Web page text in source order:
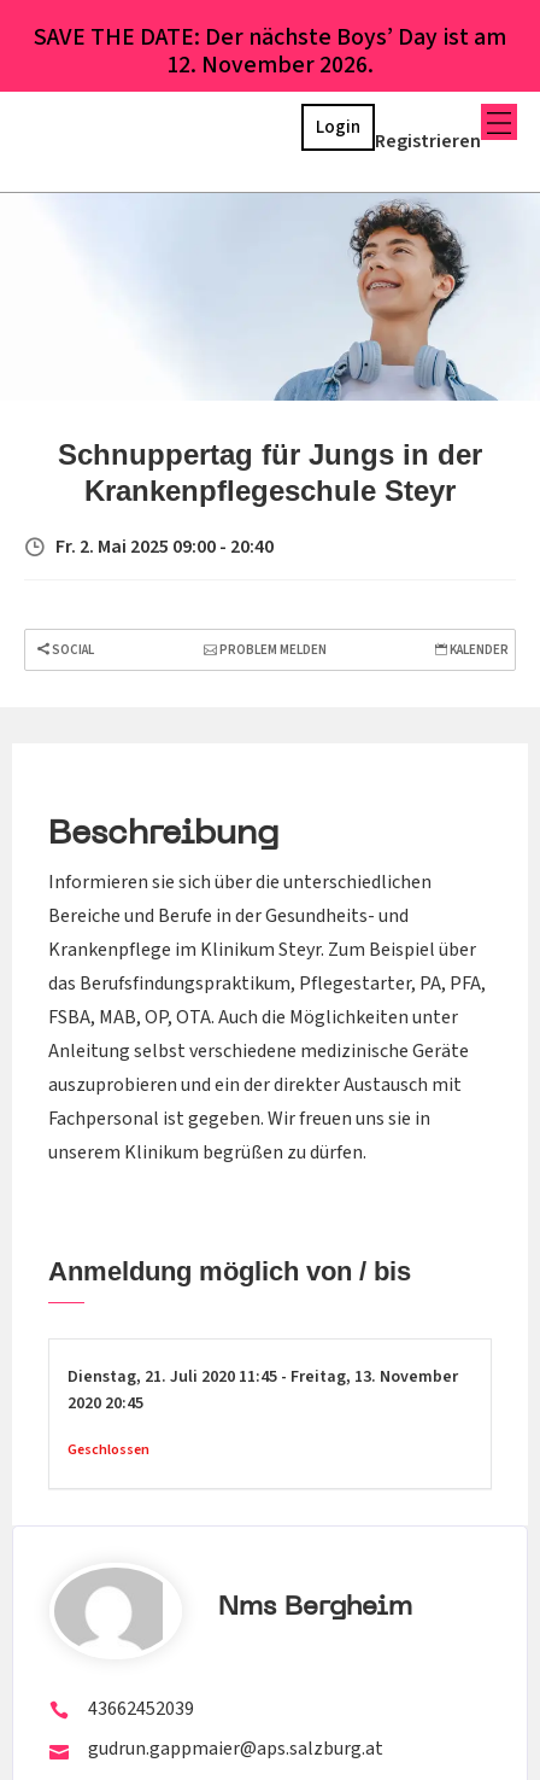
SAVE THE DATE: Der nächste Boys’ Day ist am
12. November 2026.
Registrieren
Login
Schnuppertag für Jungs in der
Krankenpflegeschule Steyr
Fr. 2. Mai 2025 09:00 - 20:40
SOCIAL PROBLEM MELDEN KALENDER
Beschreibung
Informieren sie sich über die unterschiedlichen
Bereiche und Berufe in der Gesundheits- und
Krankenpflege im Klinikum Steyr. Zum Beispiel über
das Berufsfindungspraktikum, Pflegestarter, PA, PFA,
FSBA, MAB, OP, OTA. Auch die Möglichkeiten unter
Anleitung selbst verschiedene medizinische Geräte
auszuprobieren und ein der direkter Austausch mit
Fachpersonal ist gegeben. Wir freuen uns sie in
unserem Klinikum begrüßen zu dürfen.
Anmeldung möglich von / bis
Dienstag, 21. Juli 2020 11:45 - Freitag, 13. November
2020 20:45
Geschlossen
Nms Bergheim
43662452039
gudrun.gappmaier@aps.salzburg.at